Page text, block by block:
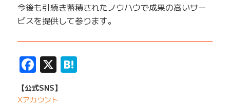
今後も引続き蓄積されたノウハウで成果の高いサー
ビスを提供して参ります。
Facebook
X Hatena
【公式SNS】
Xアカウント